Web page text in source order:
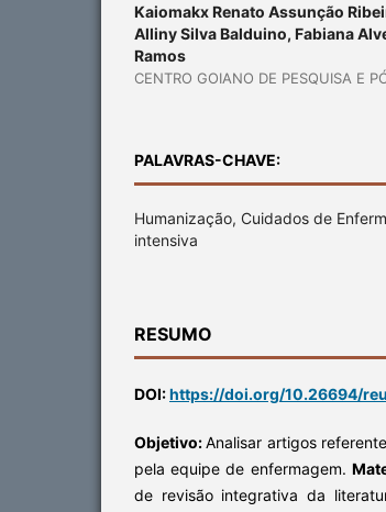
Kaiomakx Renato Assunção
Alliny Silva Balduino, Fabiana
Ramos
CENTRO GOIANO DE PESQUISA E
PALAVRAS-CHAVE:
Humanização, Cuidados de
intensiva
RESUMO
DOI:https://doi.org/10.26694/
Objetivo:Analisar artigos
pela equipe de enfermagem.
de revisão integrativa da